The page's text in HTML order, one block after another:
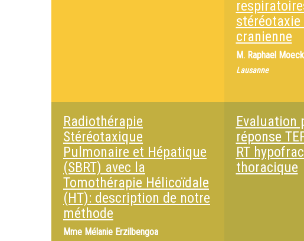
stéréotaxie
cranienne
M. Raphael
Lausanne
Radiothérapie
Stéréotaxique
Pulmonaire et Hépatique
(SBRT) avec la
Tomothérapie Hélicoïdale
(HT): description de notre
méthode
Mme Mélanie Erzilbengoa
Evaluation
réponse
RT
thoracique